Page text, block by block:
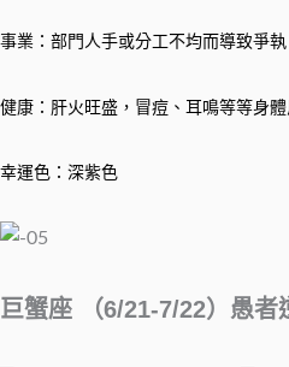
事業：部門人手或分工不均而導致爭
健康：肝火旺盛，冒痘、耳鳴等等身
幸運色：深紫色
巨蟹座 （6/21-7/22）愚者